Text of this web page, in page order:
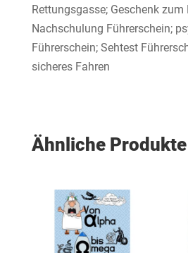
Rettungsgasse; Geschenk zum
Nachschulung Führerschein;
Führerschein; Sehtest
sicheres Fahren
Ähnliche Produkte